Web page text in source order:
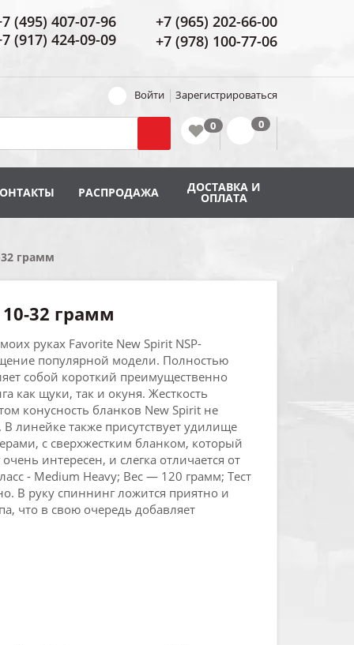
(495) 407-07-96
(917) 424-09-09
+7 (965) 202-66-00
+7 (978) 100-77-06
Войти Зарегистрироваться
РАСПРОДАЖА ДОСТАВКА И
ОПЛАТА
грамм
32 грамм
руках Favorite New Spirit NSP-
популярной модели. Полностью
собой короткий преимущественно
как щуки, так и окуня. Жесткость
конусность бланков New Spirit не
линейке также присутствует удилище
с сверхжестким бланком, который
интересен, и слегка отличается от
- Medium Heavy; Вес — 120 грамм; Тест
В руку спиннинг ложится приятно и
что в свою очередь добавляет